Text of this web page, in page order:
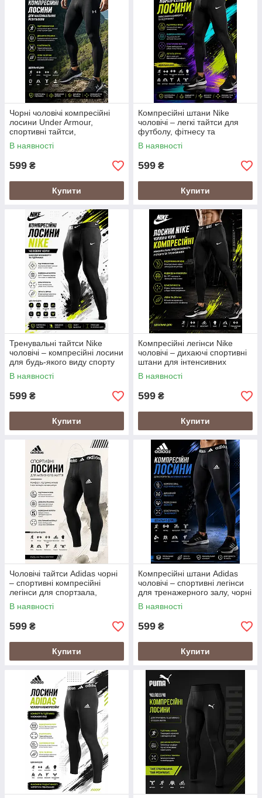
Чорні чоловічі компресійні
лосини Under Armour,
спортивні тайтси,
компресійний одяг для
спорту
В наявності
599 ₴
Купити
Компресійні штани Nike
чоловічі – легкі тайтси для
футболу, фітнесу та
тренажерного залу
В наявності
599 ₴
Купити
Тренувальні тайтси Nike
чоловічі – компресійні лосини
для будь-якого виду спорту
чорного кольору
В наявності
599 ₴
Купити
Компресійні легінси Nike
чоловічі – дихаючі спортивні
штани для інтенсивних
занять, тайтси для будь-якого
виду спорту
В наявності
599 ₴
Купити
Чоловічі тайтси Adidas чорні
– спортивні компресійні
легінси для спортзала,
лосини для спорту
В наявності
599 ₴
Купити
Компресійні штани Adidas
чоловічі – спортивні легінси
для тренажерного залу, чорні
лосини для спорту та
активного відпочинку
В наявності
599 ₴
Купити